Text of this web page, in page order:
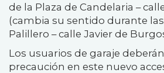
de la Plaza de Candelaria –
(cambia su sentido durante
Palillero – calle Javier de
Los usuarios de garaje
precaución en este nuevo